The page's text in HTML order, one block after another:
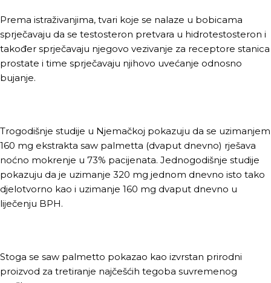
Prema istraživanjima, tvari koje se nalaze u bobicama
sprječavaju da se testosteron pretvara u hidrotestosteron i
također sprječavaju njegovo vezivanje za receptore stanica
prostate i time sprječavaju njihovo uvećanje odnosno
bujanje.
Trogodišnje studije u Njemačkoj pokazuju da se uzimanjem
160 mg ekstrakta saw palmetta (dvaput dnevno) rješava
noćno mokrenje u 73% pacijenata. Jednogodišnje studije
pokazuju da je uzimanje 320 mg jednom dnevno isto tako
djelotvorno kao i uzimanje 160 mg dvaput dnevno u
liječenju BPH.
Stoga se saw palmetto pokazao kao izvrstan prirodni
proizvod za tretiranje najčešćih tegoba suvremenog